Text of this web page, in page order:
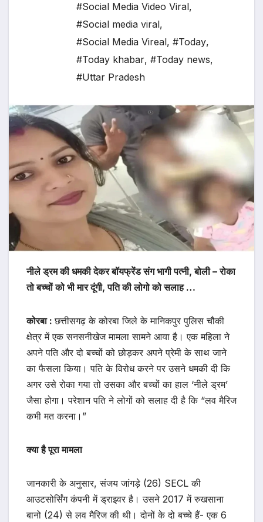
#Social Media Video Viral,
#Social media viral,
#Social Media Vireal, #Today,
#Today khabar, #Today news,
#Uttar Pradesh
नीले ड्रम की धमकी देकर बॉयफ्रेंड संग भागी पत्नी, बोली – रोका
तो बच्चों को भी मार दूंगी, पति की लोगो को सलाह …
कोरबा :छत्तीसगढ़ के कोरबा जिले के मानिकपुर पुलिस चौकी
क्षेत्र में एक सनसनीखेज मामला सामने आया है। एक महिला ने
अपने पति और दो बच्चों को छोड़कर अपने प्रेमी के साथ जाने
का फैसला किया। पति के विरोध करने पर उसने धमकी दी कि
अगर उसे रोका गया तो उसका और बच्चों का हाल ‘नीले ड्रम’
जैसा होगा। परेशान पति ने लोगों को सलाह दी है कि “लव मैरिज
कभी मत करना।”
क्या है पूरा मामला
जानकारी के अनुसार, संजय जांगड़े (26) SECL की
आउटसोर्सिंग कंपनी में ड्राइवर है। उसने 2017 में रुखसाना
बानो (24) से लव मैरिज की थी। दोनों के दो बच्चे हैं- एक 6